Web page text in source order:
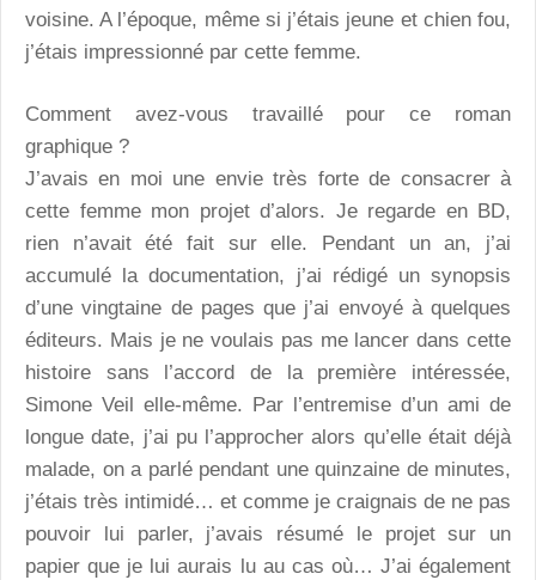
voisine. A l’époque, même si j’étais jeune et chien fou,
j’étais impressionné par cette femme.
Comment avez-vous travaillé pour ce roman
graphique ?
J’avais en moi une envie très forte de consacrer à
cette femme mon projet d’alors. Je regarde en BD,
rien n’avait été fait sur elle. Pendant un an, j’ai
accumulé la documentation, j’ai rédigé un synopsis
d’une vingtaine de pages que j’ai envoyé à quelques
éditeurs. Mais je ne voulais pas me lancer dans cette
histoire sans l’accord de la première intéressée,
Simone Veil elle-même. Par l’entremise d’un ami de
longue date, j’ai pu l’approcher alors qu’elle était déjà
malade, on a parlé pendant une quinzaine de minutes,
j’étais très intimidé… et comme je craignais de ne pas
pouvoir lui parler, j’avais résumé le projet sur un
papier que je lui aurais lu au cas où… J’ai également